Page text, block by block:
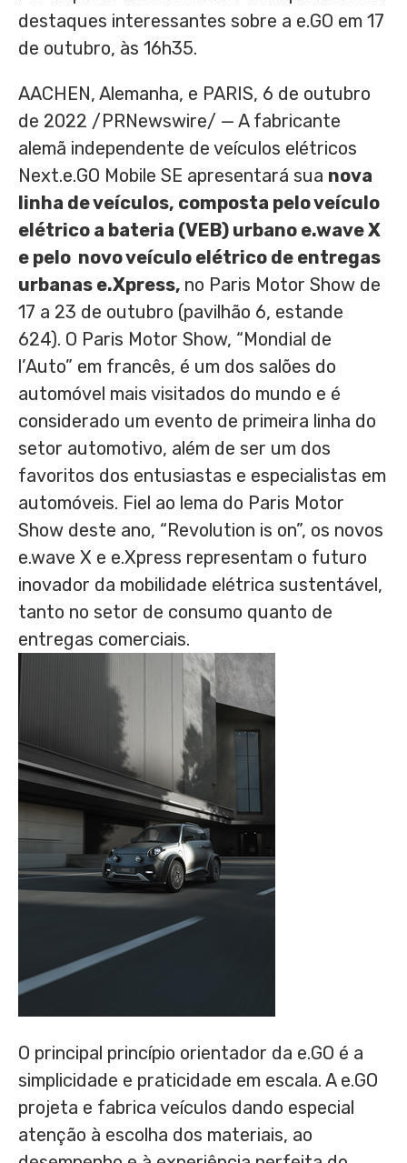
destaques interessantes sobre a e.GO em 17
de outubro, às 16h35.
AACHEN, Alemanha, e PARIS, 6 de outubro
de 2022 /PRNewswire/ — A fabricante
alemã independente de veículos elétricos
Next.e.GO Mobile SE apresentará sua nova
linha de veículos, composta pelo veículo
elétrico a bateria (VEB) urbano e.wave X
e pelo novo veículo elétrico de entregas
urbanas e.Xpress, no Paris Motor Show de
17 a 23 de outubro (pavilhão 6, estande
624). O Paris Motor Show, “Mondial de
l’Auto” em francês, é um dos salões do
automóvel mais visitados do mundo e é
considerado um evento de primeira linha do
setor automotivo, além de ser um dos
favoritos dos entusiastas e especialistas em
automóveis. Fiel ao lema do Paris Motor
Show deste ano, “Revolution is on”, os novos
e.wave X e e.Xpress representam o futuro
inovador da mobilidade elétrica sustentável,
tanto no setor de consumo quanto de
entregas comerciais.
O principal princípio orientador da e.GO é a
simplicidade e praticidade em escala. A e.GO
projeta e fabrica veículos dando especial
atenção à escolha dos materiais, ao